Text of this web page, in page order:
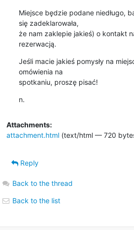
Miejsce będzie podane niedługo,
się zadeklarowała,
że nam zaklepie jakieś) o kontakt
rezerwacją.
Jeśli macie jakieś pomysły na
omówienia na
spotkaniu, proszę pisać!
n.
Attachments:
attachment.html(text/html — 720
Reply
Back to the thread
Back to the list